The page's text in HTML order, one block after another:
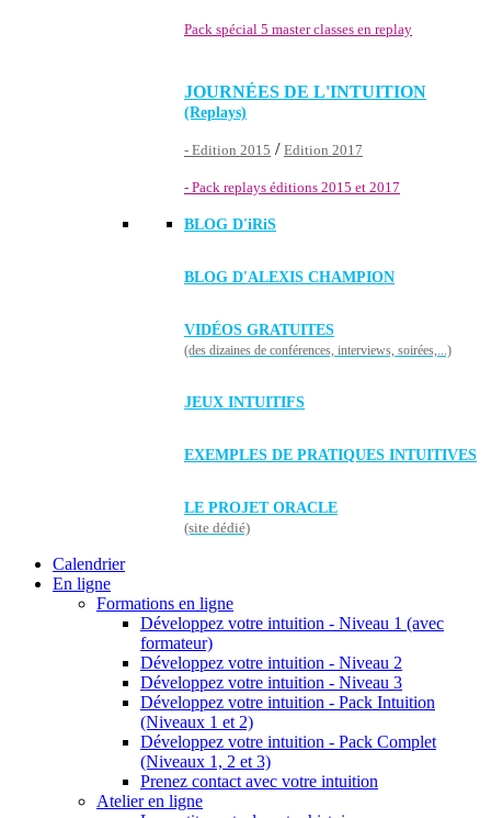
Pack spécial 5 master classes en replay
JOURNÉES DE L'INTUITION
(Replays)
- Edition 2015 / Edition 2017
- Pack replays éditions 2015 et 2017
BLOG D'iRiS
BLOG D'ALEXIS CHAMPION
VIDÉOS GRATUITES
(des dizaines de conférences, interviews, soirées,...)
JEUX INTUITIFS
EXEMPLES DE PRATIQUES INTUITIVES
LE PROJET ORACLE
(site dédié)
Calendrier
En ligne
Formations en ligne
Développez votre intuition - Niveau 1 (avec
formateur)
Développez votre intuition - Niveau 2
Développez votre intuition - Niveau 3
Développez votre intuition - Pack Intuition
(Niveaux 1 et 2)
Développez votre intuition - Pack Complet
(Niveaux 1, 2 et 3)
Prenez contact avec votre intuition
Atelier en ligne